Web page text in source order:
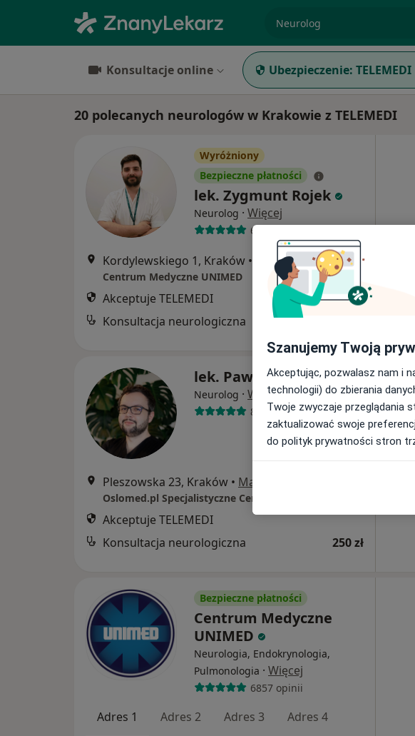
Konsultacje online Ubezpieczenie: TELEMEDI
20 polecanych neurologów w Krakowie z TELEMEDI
Wyróżniony
Bezpieczne płatności
lek. Zygmunt Rojek
Neurolog · Więcej
6 opinii
Kordylewskiego 1, Kraków • Mapa
Centrum Medyczne UNIMED
Akceptuje TELEMEDI
Konsultacja neurologiczna
lek. Paweł Wrona
Neurolog · Więcej
87 opinii
Pleszowska 23, Kraków • Mapa
Akceptuje TELEMEDI
Konsultacja neurologiczna
250 zł
Bezpieczne płatności
Centrum Medyczne
UNIMED
Neurologia, Endokrynologia,
Pulmonologia · Więcej
6857 opinii
Adres 1 Adres 2 Adres 3 Adres 4
Szanujemy Twoją
Akceptując, pozwalasz nam i
technologii) do zbierania
Twoje zwyczaje przeglądania
zaktualizować swoje
do polityk prywatności stron